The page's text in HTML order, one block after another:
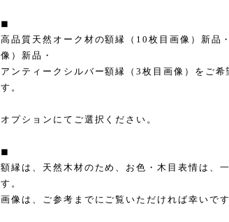
◼︎
高品質天然オーク材の額縁（10枚目画像）新品
像）新品・
アンティークシルバー額縁（3枚目画像）をご希
す。
オプションにてご選択ください。
◼︎
額縁は、天然木材のため、お色・木目表情は、
す。
画像は、ご参考までにご覧いただければ幸いです